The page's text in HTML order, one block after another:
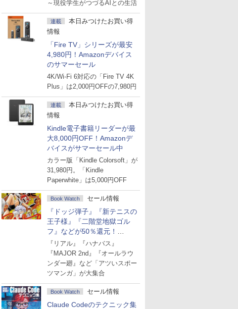
～現役学生がつづるAIとの生活
連載
本日みつけたお買い得
情報
「Fire TV」シリーズが最安
4,980円！Amazonデバイス
のサマーセール
4K/Wi-Fi 6対応の「Fire TV 4K
Plus」は2,000円OFFの7,980円
連載
本日みつけたお買い得
情報
Kindle電子書籍リーダーが最
大8,000円OFF！Amazonデ
バイスがサマーセール中
カラー版「Kindle Colorsoft」が
31,980円。「Kindle
Paperwhite」は5,000円OFF
Book Watch セール情報
『ドッジ弾子』『新テニスの
王子様』『二階堂地獄ゴル
フ』などが50％還元！
Amazonマンガ週末セール
『リアル』『ハナバス』
『MAJOR 2nd』『オールラウ
ンダー廻』など「アツいスポー
ツマンガ」が大集合
Book Watch セール情報
Claude Codeのテクニック集